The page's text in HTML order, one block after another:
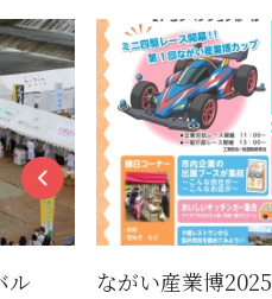
ル ながい産業博2025